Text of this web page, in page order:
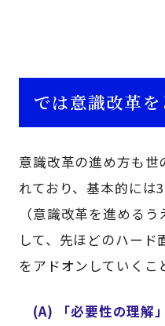
では意識改革
意識改革の進め方も世
れており、基本的には
（意識改革を進める
して、先ほどのハー
をアドオンしていくこ
(A) 「必要性の理解